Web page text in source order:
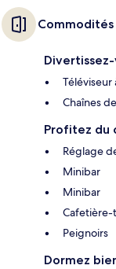
Téléviseur
Chaînes
Profitez du
Réglage
Minibar
Minibar
Cafetière-
Peignoirs
Dormez